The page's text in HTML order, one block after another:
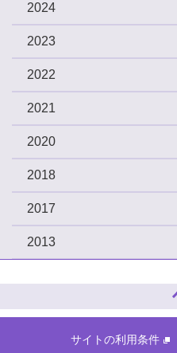
2024
2023
2022
2021
2020
2018
2017
2013
サイトの利用条件